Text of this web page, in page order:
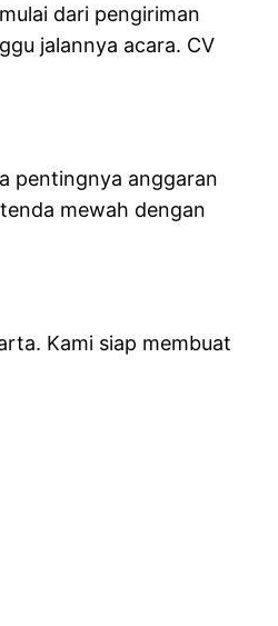
dari pengiriman
jalannya acara. CV
pentingnya anggaran
mewah dengan
Kami siap membuat